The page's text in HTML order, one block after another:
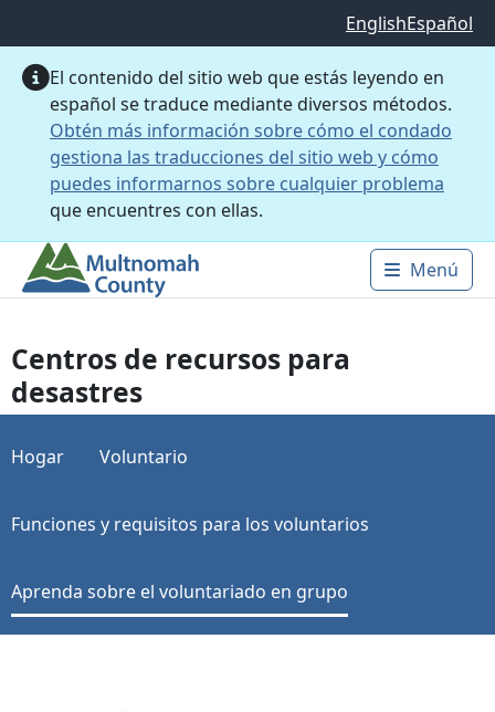
EnglishEspañol
El contenido del sitio web que estás leyendo en
español se traduce mediante diversos métodos.
Obtén más información sobre cómo el condado
gestiona las traducciones del sitio web y cómo
puedes informarnos sobre cualquier problema
que encuentres con ellas.
Main
Menú
Centros de recursos para
desastres
Hogar Voluntario
Funciones y requisitos para los voluntarios
Aprenda sobre el voluntariado en grupo